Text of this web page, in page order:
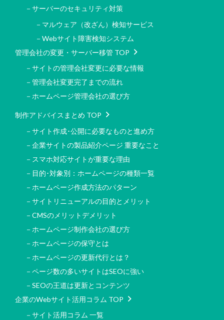
－サーバーのセキュリティ対策
－マルウェア（改ざん）検知サービス
－Webサイト障害検知システム
管理会社の変更・サーバー移管 TOP
－サイトの管理会社変更に必要な情報
－管理会社変更完了までの流れ
－ホームページ管理会社の選び方
制作アドバイスまとめ TOP
－サイト作成･公開に必要なものと進め方
－企業サイトの製品紹介ページ 重要なこと
－スマホ対応サイトが重要な理由
－目的･対象別：ホームページの種類一覧
－ホームページ作成方法のパターン
－サイトリニューアルの目的とメリット
－CMSのメリットデメリット
－ホームページ制作会社の選び方
－ホームページの保守とは
－ホームページの更新代行とは？
－ページ数の多いサイトはSEOに強い
－SEOの王道は更新とコンテンツ
企業のWebサイト活用コラム TOP
－サイト活用コラム 一覧